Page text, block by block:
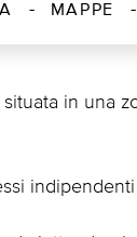
MAPPE
in una